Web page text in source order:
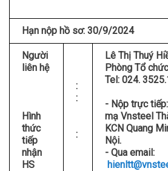
Hạn nộp hồ sơ: 30/9/2024
Người
liên hệ
Hình
thức
tiếp
nhận
HS
:
:
:
Lê Thị Thuý
Phòng Tổ
Tel: 024.
- Nộp trực
mạ Vnsteel
KCN Quang
Nội.
- Qua email: